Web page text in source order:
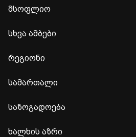
მსოფლიო
სხვა ამბები
რეგიონი
სამართალი
საზოგადოება
ხალხის აზრი